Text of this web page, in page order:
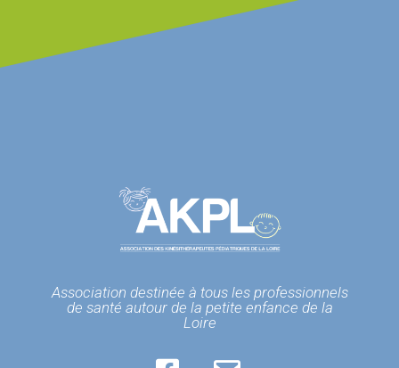
Association destinée à tous les professionnels
de santé autour de la petite enfance de la
Loire